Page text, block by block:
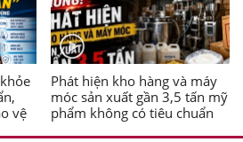
vệ
Phát hiện kho hàng và máy
móc sản xuất gần 3,5 tấn mỹ
phẩm không có tiêu chuẩn